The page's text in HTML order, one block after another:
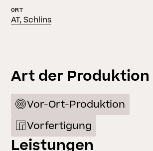
ORT
AT, Schlins
Art der Produktion
Vor-Ort-Produktion
Vorfertigung
Leistungen